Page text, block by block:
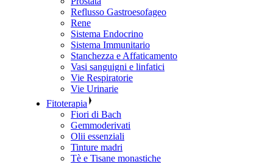
Reflusso Gastroesofageo
Rene
Sistema Endocrino
Sistema Immunitario
Stanchezza e Affaticamento
Vasi sanguigni e linfatici
Vie Respiratorie
Vie Urinarie
Fitoterapia
Fiori di Bach
Gemmoderivati
Olii essenziali
Tinture madri
Tè e Tisane monastiche